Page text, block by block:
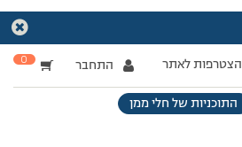
הצטרפות לאתר התחבר 0
התוכניות של חלי ממן